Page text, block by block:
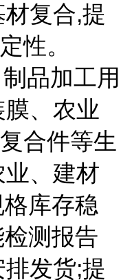
复合,提
性。
品加工用
、农业
合件等生
、建材
库存稳
测报告
发货;提